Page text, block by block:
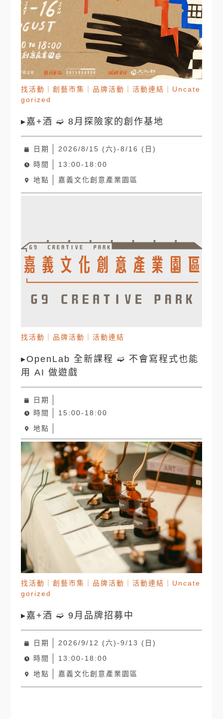
找活動 ｜創藝市集 品牌活動 ｜活動連結
Uncate
gorized
▸嘉+酒 ➫ 8月探險家的創作基地
日期
2026/8/15 (六)-8/16 (日)
時間
13:00-18:00
地點
嘉義文化創意產業園區
找活動 品牌活動 ｜活動連結
▸OpenLab 全新課程 ➫ 不會寫程式也能
用 AI 做遊戲
日期
時間
15:00-18:00
地點
找活動 ｜創藝市集 品牌活動 ｜活動連結
Uncate
gorized
▸嘉+酒 ➫ 9月品牌招募中
日期
2026/9/12 (六)-9/13 (日)
時間
13:00-18:00
地點
嘉義文化創意產業園區